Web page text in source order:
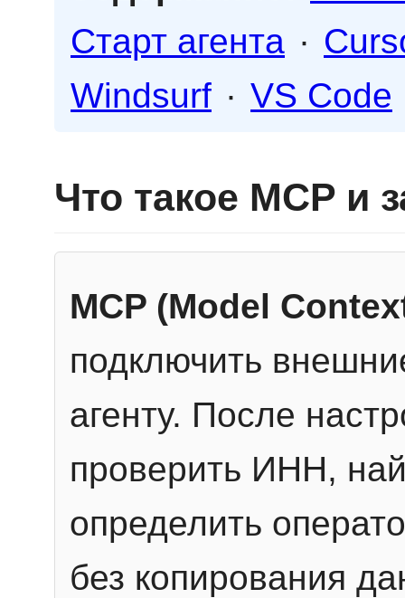
Старт агента ·
Windsurf · VS Code
Что такое MCP и
MCP (Model
подключить
агенту. После
проверить ИНН,
определить
без копирования